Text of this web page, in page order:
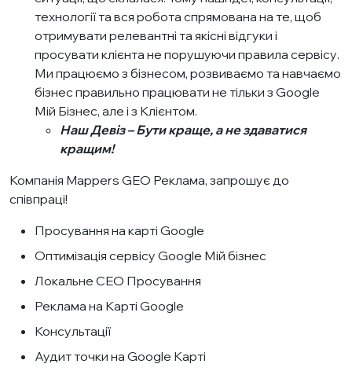
технології та вся робота спрямована на те, щоб
отримувати релевантні та якісні відгуки і
просувати клієнта не порушуючи правила сервісу.
Ми працюємо з бізнесом, розвиваємо та навчаємо
бізнес правильно працювати не тільки з Google
Мій Бізнес, але і з Клієнтом.
Наш Девіз – Бути краще, а не здаватися
кращим!
Компанія Mappers GEO Реклама, запрошує до
співпраці!
Просування на карті Google
Оптимізація сервісу Google Мій бізнес
Локальне СЕО Просування
Реклама на Карті Google
Консультації
Аудит точки на Google Карті